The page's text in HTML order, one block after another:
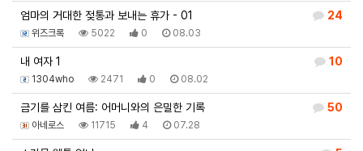
24
엄마의 거대한 젖통과 보내는 휴가 - 01
위즈크록 5022 0 08.03
10
내 여자 1
1304who 2471 0 08.02
50
금기를 삼킨 여름: 어머니와의 은밀한 기록
아네로스 11715 4 07.28